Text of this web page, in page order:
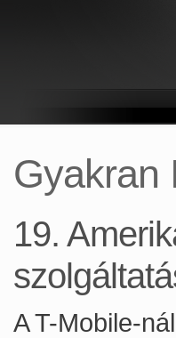
Gyakran
19.
A T-Mobile-